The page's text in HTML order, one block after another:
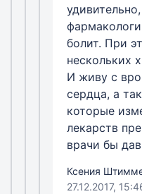
болит. При
нескольких
И живу с
сердца, а
которые
лекарств
врачи бы
Ксения
27.12.2017,